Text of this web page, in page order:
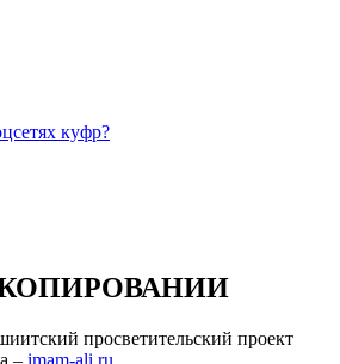
куфр?
просветительский проект
– imam-ali.ru.